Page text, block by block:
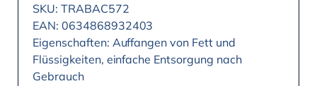
SKU: TRABAC572
EAN: 0634868932403
Eigenschaften: Auffangen von Fett und
Flüssigkeiten, einfache Entsorgung nach
Gebrauch